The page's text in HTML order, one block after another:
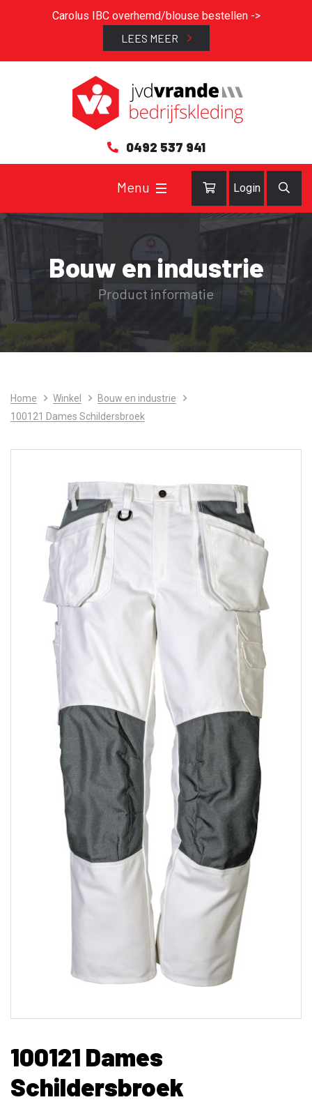
Carolus IBC overhemd/blouse bestellen ->
LEES MEER
0492 537 941
Login
Bouw en industrie
Product informatie
Home Winkel
Bouw en industrie
100121 Dames Schildersbroek
100121 Dames
Schildersbroek